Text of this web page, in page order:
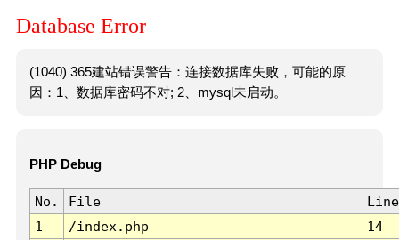
Database Error
(1040) 365建站错误警告：连接数据库失败，可能的原
因：1、数据库密码不对; 2、mysql未启动。
PHP Debug
No. File
Line
1
/index.php 14